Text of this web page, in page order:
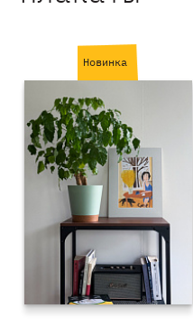
Новинка